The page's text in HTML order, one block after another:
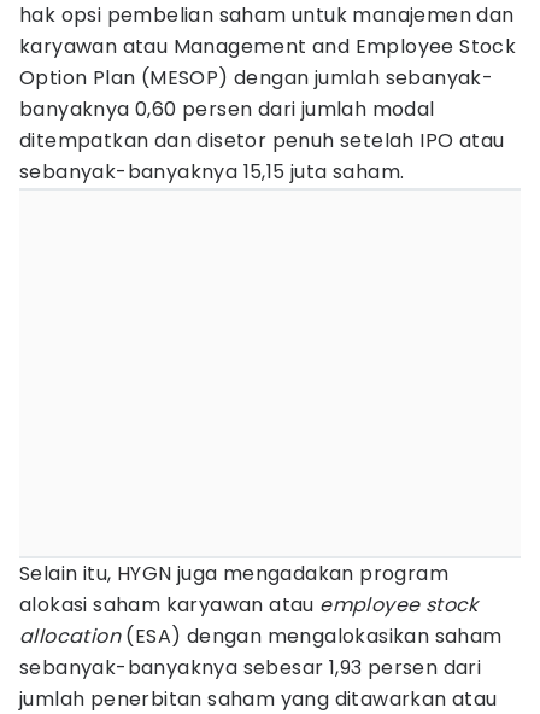
hak opsi pembelian saham untuk manajemen dan
karyawan atau Management and Employee Stock
Option Plan (MESOP) dengan jumlah sebanyak-
banyaknya 0,60 persen dari jumlah modal
ditempatkan dan disetor penuh setelah IPO atau
sebanyak-banyaknya 15,15 juta saham.
Selain itu, HYGN juga mengadakan program
alokasi saham karyawan atau employee stock
allocation(ESA) dengan mengalokasikan saham
sebanyak-banyaknya sebesar 1,93 persen dari
jumlah penerbitan saham yang ditawarkan atau